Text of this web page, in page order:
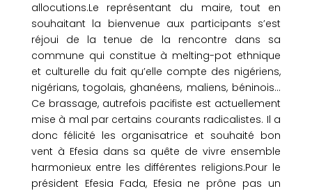
allocutions.Le représentant du maire, tout en
souhaitant la bienvenue aux participants s’est
réjoui de la tenue de la rencontre dans sa
commune qui constitue à melting-pot ethnique
et culturelle du fait qu’elle compte des nigériens,
nigérians, togolais, ghanéens, maliens, béninois…
Ce brassage, autrefois pacifiste est actuellement
mise à mal par certains courants radicalistes. Il a
donc félicité les organisatrice et souhaité bon
vent à Efesia dans sa quête de vivre ensemble
harmonieux entre les différentes religions.Pour le
président Efesia Fada, Efesia ne prône pas un